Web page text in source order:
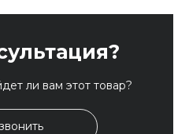
ли вам этот товар?